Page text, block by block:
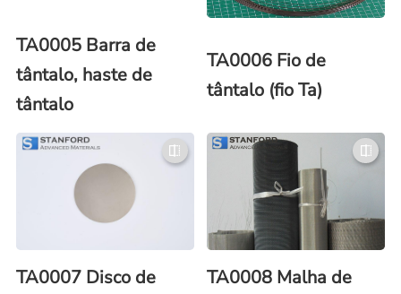
TA0005 Barra de
tântalo, haste de
tântalo
TA0006 Fio de
tântalo (fio Ta)
TA0007 Disco de
TA0008 Malha de